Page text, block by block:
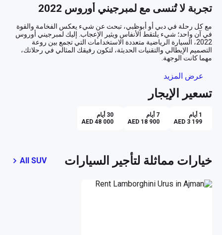
تجربة لا تُنسى مع لمبرجيني أوروس 2022
أناقة وتألق بالأبيض الناصع
وقوية في الوقت نفسه. بفضل ناقل الحركة الأوتوماتيكي، ستشعر وكأن
عرض المزيد
تسعير الإيجار
1 أيام
AED 3 199
7 أيام
AED 18 900
30 أيام
AED 48 000
خيارات مماثلة لتأجير السيارات All SUV